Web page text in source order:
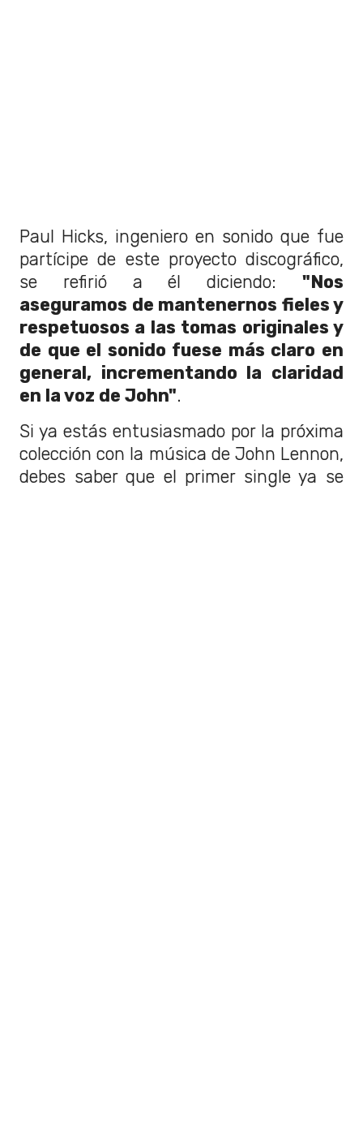
Paul Hicks, ingeniero en sonido que fue
partícipe de este proyecto discográfico,
se refirió a él diciendo: "Nos
aseguramos de mantenernos fieles y
respetuosos a las tomas originales y
de que el sonido fuese más claro en
general, incrementando la claridad
en la voz de John".
Si ya estás entusiasmado por la próxima
colección con la música de John Lennon,
debes saber que el primer single ya se